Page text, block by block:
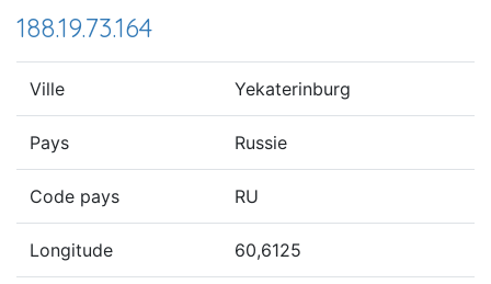
188.19.73.164
Ville Yekaterinburg
Pays Russie
Code pays RU
Longitude 60,6125